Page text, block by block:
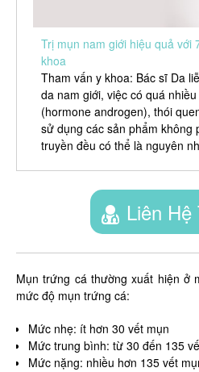
Trị mụn nam giới hiệu quả với
khoa
Tham vấn y khoa: Bác sĩ Da
da nam giới, việc có quá
(hormone androgen), thói
sử dụng các sản phẩm không
truyền đều có thể là nguyên
Liên
Mụn trứng cá thường xuất hiện ở
mức độ mụn trứng cá:
Mức nhẹ: ít hơn 30 vết mụn
Mức trung bình: từ 30 đến 135
Mức nặng: nhiều hơn 135 vết